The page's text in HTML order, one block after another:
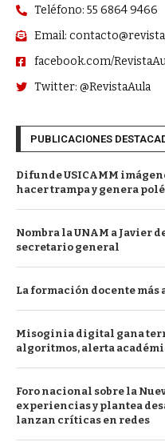
Teléfono: 55 6864 9466
Email:
facebook.com/
Twitter: @RevistaAula
PUBLICACIONES
Difunde USICAMM
hacer trampa y genera
Nombra la UNAM a Javier
secretario general
La formación docente más
Misoginia digital gana
algoritmos, alerta
Foro nacional sobre la
experiencias y plantea
lanzan críticas en redes